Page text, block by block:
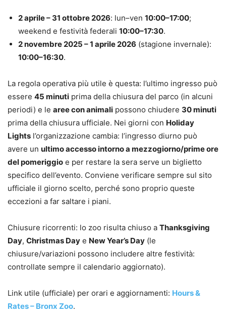
2 aprile – 31 ottobre 2026: lun–ven 10:00–17:00;
weekend e festività federali 10:00–17:30.
2 novembre 2025 – 1 aprile 2026 (stagione invernale):
10:00–16:30.
La regola operativa più utile è questa: l’ultimo ingresso può
essere 45 minuti prima della chiusura del parco (in alcuni
periodi) e le aree con animali possono chiudere 30 minuti
prima della chiusura ufficiale. Nei giorni con Holiday
Lights l’organizzazione cambia: l’ingresso diurno può
avere un ultimo accesso intorno a mezzogiorno/prime ore
del pomeriggio e per restare la sera serve un biglietto
specifico dell’evento. Conviene verificare sempre sul sito
ufficiale il giorno scelto, perché sono proprio queste
eccezioni a far saltare i piani.
Chiusure ricorrenti: lo zoo risulta chiuso a Thanksgiving
Day, Christmas Day e New Year’s Day (le
chiusure/variazioni possono includere altre festività:
controllate sempre il calendario aggiornato).
Link utile (ufficiale) per orari e aggiornamenti: Hours &
Rates – Bronx Zoo.